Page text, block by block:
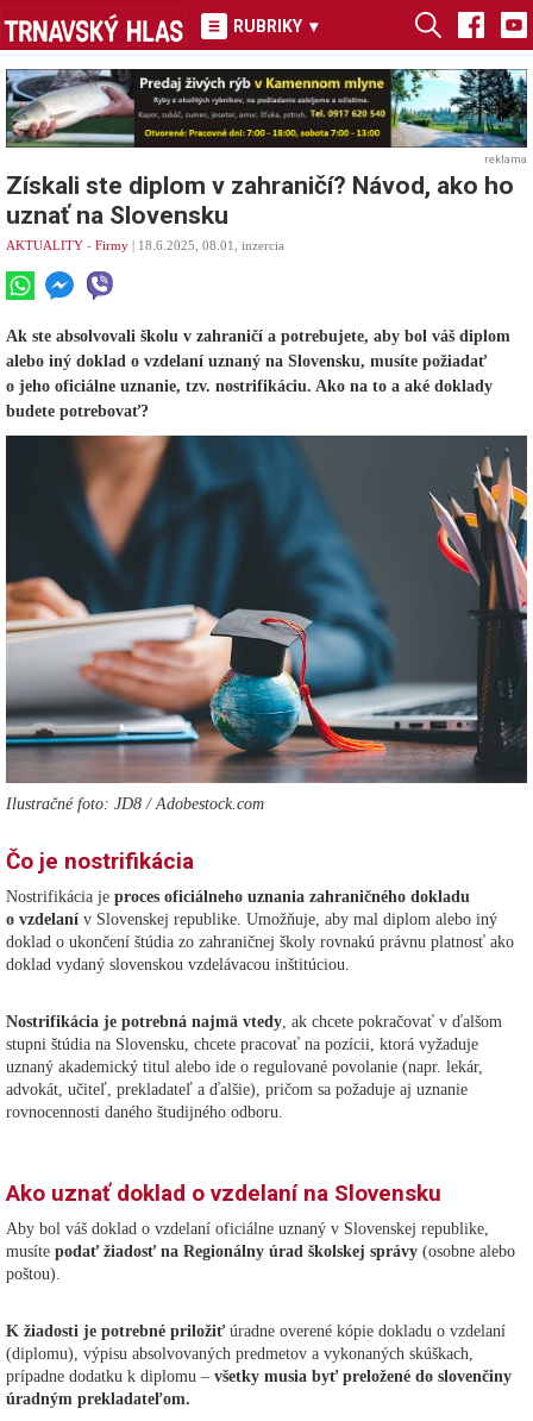
RUBRIKY ▾
reklama
Získali ste diplom v zahraničí? Návod, ako ho
uznať na Slovensku
AKTUALITY - Firmy | 18.6.2025, 08.01, inzercia
Ak ste absolvovali školu v zahraničí a potrebujete, aby bol váš diplom
alebo iný doklad o vzdelaní uznaný na Slovensku, musíte požiadať
o jeho oficiálne uznanie, tzv. nostrifikáciu. Ako na to a aké doklady
budete potrebovať?
Ilustračné foto: JD8 / Adobestock.com
Čo je nostrifikácia
Nostrifikácia je proces oficiálneho uznania zahraničného dokladu
o vzdelaní v Slovenskej republike. Umožňuje, aby mal diplom alebo iný
doklad o ukončení štúdia zo zahraničnej školy rovnakú právnu platnosť ako
doklad vydaný slovenskou vzdelávacou inštitúciou.
Nostrifikácia je potrebná najmä vtedy , ak chcete pokračovať v ďalšom
stupni štúdia na Slovensku, chcete pracovať na pozícii, ktorá vyžaduje
uznaný akademický titul alebo ide o regulované povolanie (napr. lekár,
advokát, učiteľ, prekladateľ a ďalšie), pričom sa požaduje aj uznanie
rovnocennosti daného študijného odboru.
Ako uznať doklad o vzdelaní na Slovensku
Aby bol váš doklad o vzdelaní oficiálne uznaný v Slovenskej republike,
musíte podať žiadosť na Regionálny úrad školskej správy (osobne alebo
poštou).
K žiadosti je potrebné priložiť úradne overené kópie dokladu o vzdelaní
(diplomu), výpisu absolvovaných predmetov a vykonaných skúškach,
prípadne dodatku k diplomu – všetky musia byť preložené do slovenčiny
úradným prekladateľom.